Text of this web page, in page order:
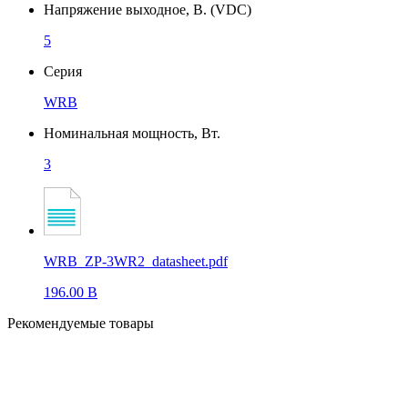
Напряжение выходное, В. (VDC)
5
Серия
WRB
Номинальная мощность, Вт.
3
WRB_ZP-3WR2_datasheet.pdf
196.00 B
Рекомендуемые товары